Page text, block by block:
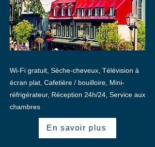
Wi-Fi gratuit, Sèche-cheveux, Télévision à
écran plat, Cafetière / bouilloire, Mini-
réfrigérateur, Réception 24h/24, Service aux
chambres
En savoir plus